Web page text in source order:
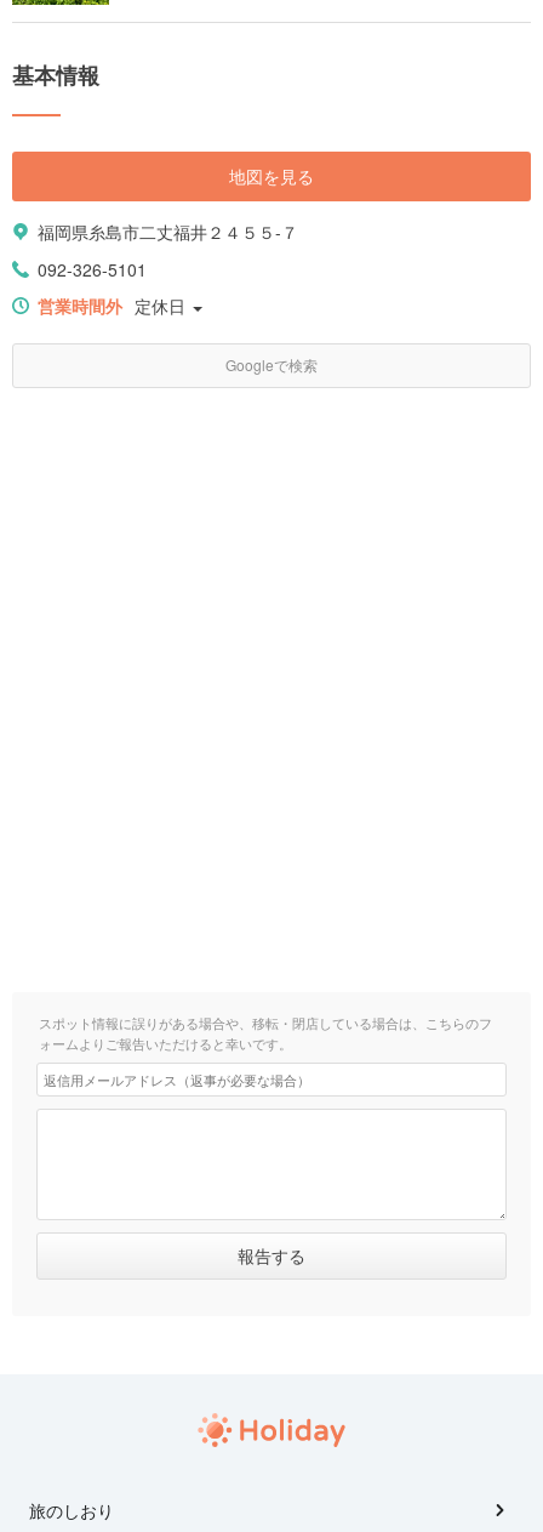
基本情報
地図を見る
福岡県糸島市二丈福井２４５５-７
092-326-5101
営業時間外 定休日
Googleで検索
スポット情報に誤りがある場合や、移転・閉店している場合は、こちらのフ
ォームよりご報告いただけると幸いです。
旅のしおり